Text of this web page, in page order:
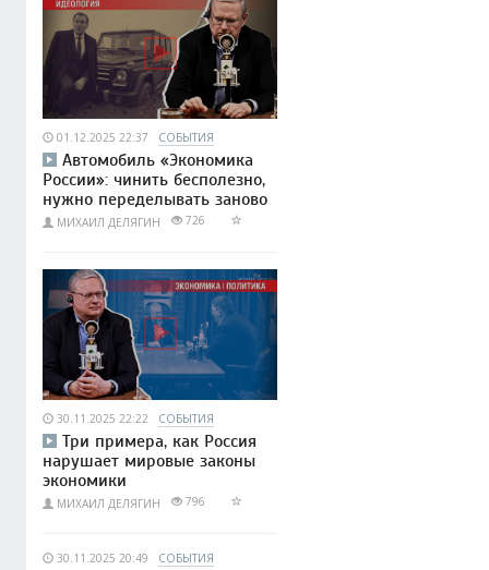
01.12.2025 22:37 СОБЫТИЯ
Автомобиль «Экономика
России»: чинить бесполезно,
нужно переделывать заново
МИХАИЛ ДЕЛЯГИН 726
30.11.2025 22:22 СОБЫТИЯ
Три примера, как Россия
нарушает мировые законы
экономики
МИХАИЛ ДЕЛЯГИН 796
30.11.2025 20:49 СОБЫТИЯ